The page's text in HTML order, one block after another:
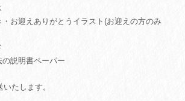
お迎えありがとうイラスト(お迎えの方のみ
説明書ペーパー
たします。